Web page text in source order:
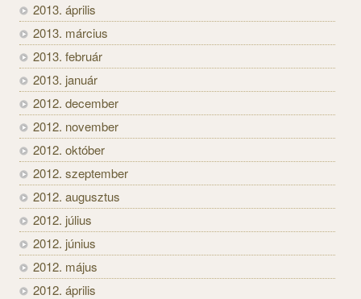
2013. április
2013. március
2013. február
2013. január
2012. december
2012. november
2012. október
2012. szeptember
2012. augusztus
2012. július
2012. június
2012. május
2012. április